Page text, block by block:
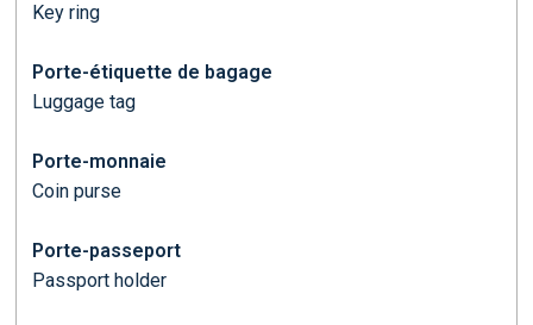
Key ring
Porte-étiquette de bagage
Luggage tag
Porte-monnaie
Coin purse
Porte-passeport
Passport holder